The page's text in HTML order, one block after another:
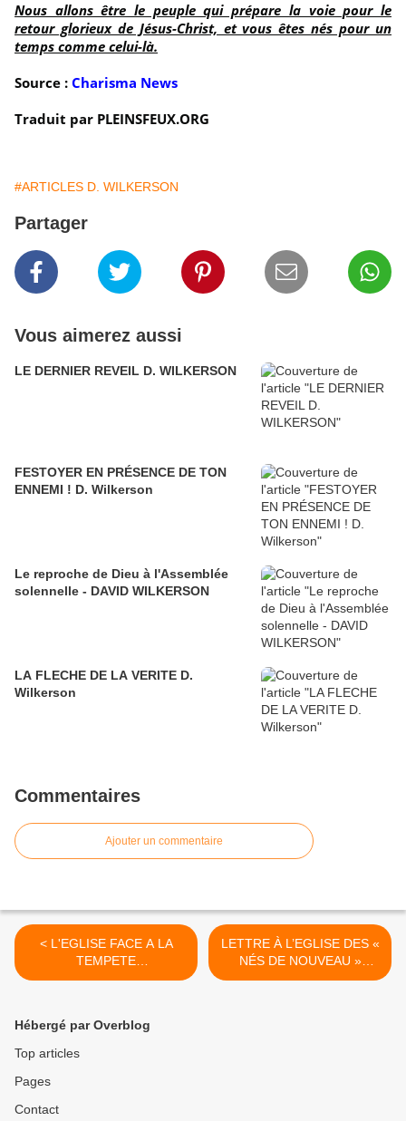
Nous allons être le peuple qui prépare la voie pour le
retour glorieux de Jésus-Christ, et vous êtes nés pour un
temps comme celui-là.
Source : Charisma News
Traduit par PLEINSFEUX.ORG
#ARTICLES D. WILKERSON
Partager
Vous aimerez aussi
LE DERNIER REVEIL D. WILKERSON
FESTOYER EN PRÉSENCE DE TON
ENNEMI ! D. Wilkerson
Le reproche de Dieu à l'Assemblée
solennelle - DAVID WILKERSON
LA FLECHE DE LA VERITE D.
Wilkerson
Commentaires
Ajouter un commentaire
< L'EGLISE FACE A LA
TEMPETE
APOCALYPTIQUE
LETTRE À L’EGLISE DES «
NÉS DE NOUVEAU »
Elishéva VILLA >
Hébergé par Overblog
Top articles
Pages
Contact